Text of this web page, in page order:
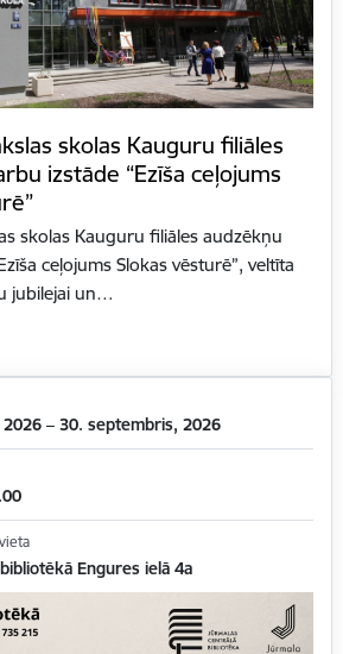
skolas Kauguru filiāles
izstāde “Ezīša ceļojums
skolas Kauguru filiāles audzēkņu
ceļojums Slokas vēsturē”, veltīta
jubilejai un…
– 30. septembris, 2026
Engures ielā 4a